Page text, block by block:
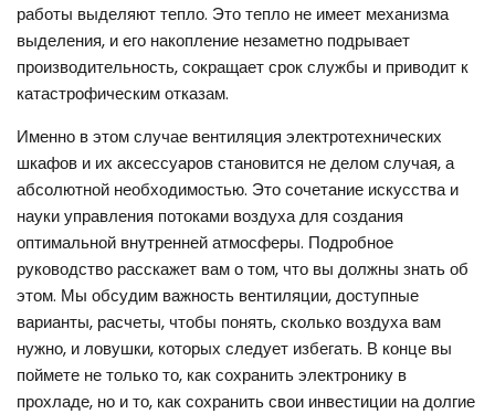
работы выделяют тепло. Это тепло не имеет механизма
выделения, и его накопление незаметно подрывает
производительность, сокращает срок службы и приводит к
катастрофическим отказам.
Именно в этом случае вентиляция электротехнических
шкафов и их аксессуаров становится не делом случая, а
абсолютной необходимостью. Это сочетание искусства и
науки управления потоками воздуха для создания
оптимальной внутренней атмосферы. Подробное
руководство расскажет вам о том, что вы должны знать об
этом. Мы обсудим важность вентиляции, доступные
варианты, расчеты, чтобы понять, сколько воздуха вам
нужно, и ловушки, которых следует избегать. В конце вы
поймете не только то, как сохранить электронику в
прохладе, но и то, как сохранить свои инвестиции на долгие